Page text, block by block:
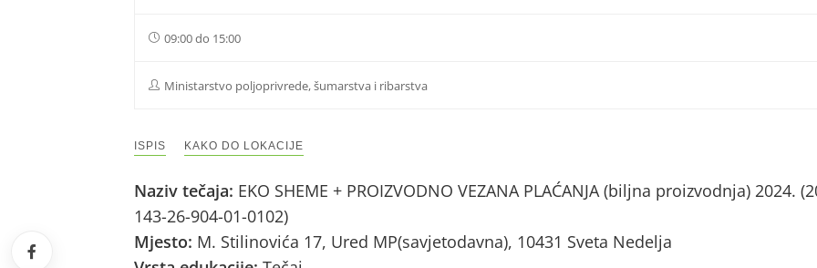
09:00 do 15:00
Ministarstvo poljoprivrede, šumarstva i ribarstva
ISPIS KAKO DO LOKACIJE
Naziv tečaja: EKO SHEME + PROIZVODNO VEZANA PLAĆANJA (biljna proizvodnja) 2024.
143-26-904-01-0102)
Mjesto: M. Stilinovića 17, Ured MP(savjetodavna), 10431 Sveta Nedelja